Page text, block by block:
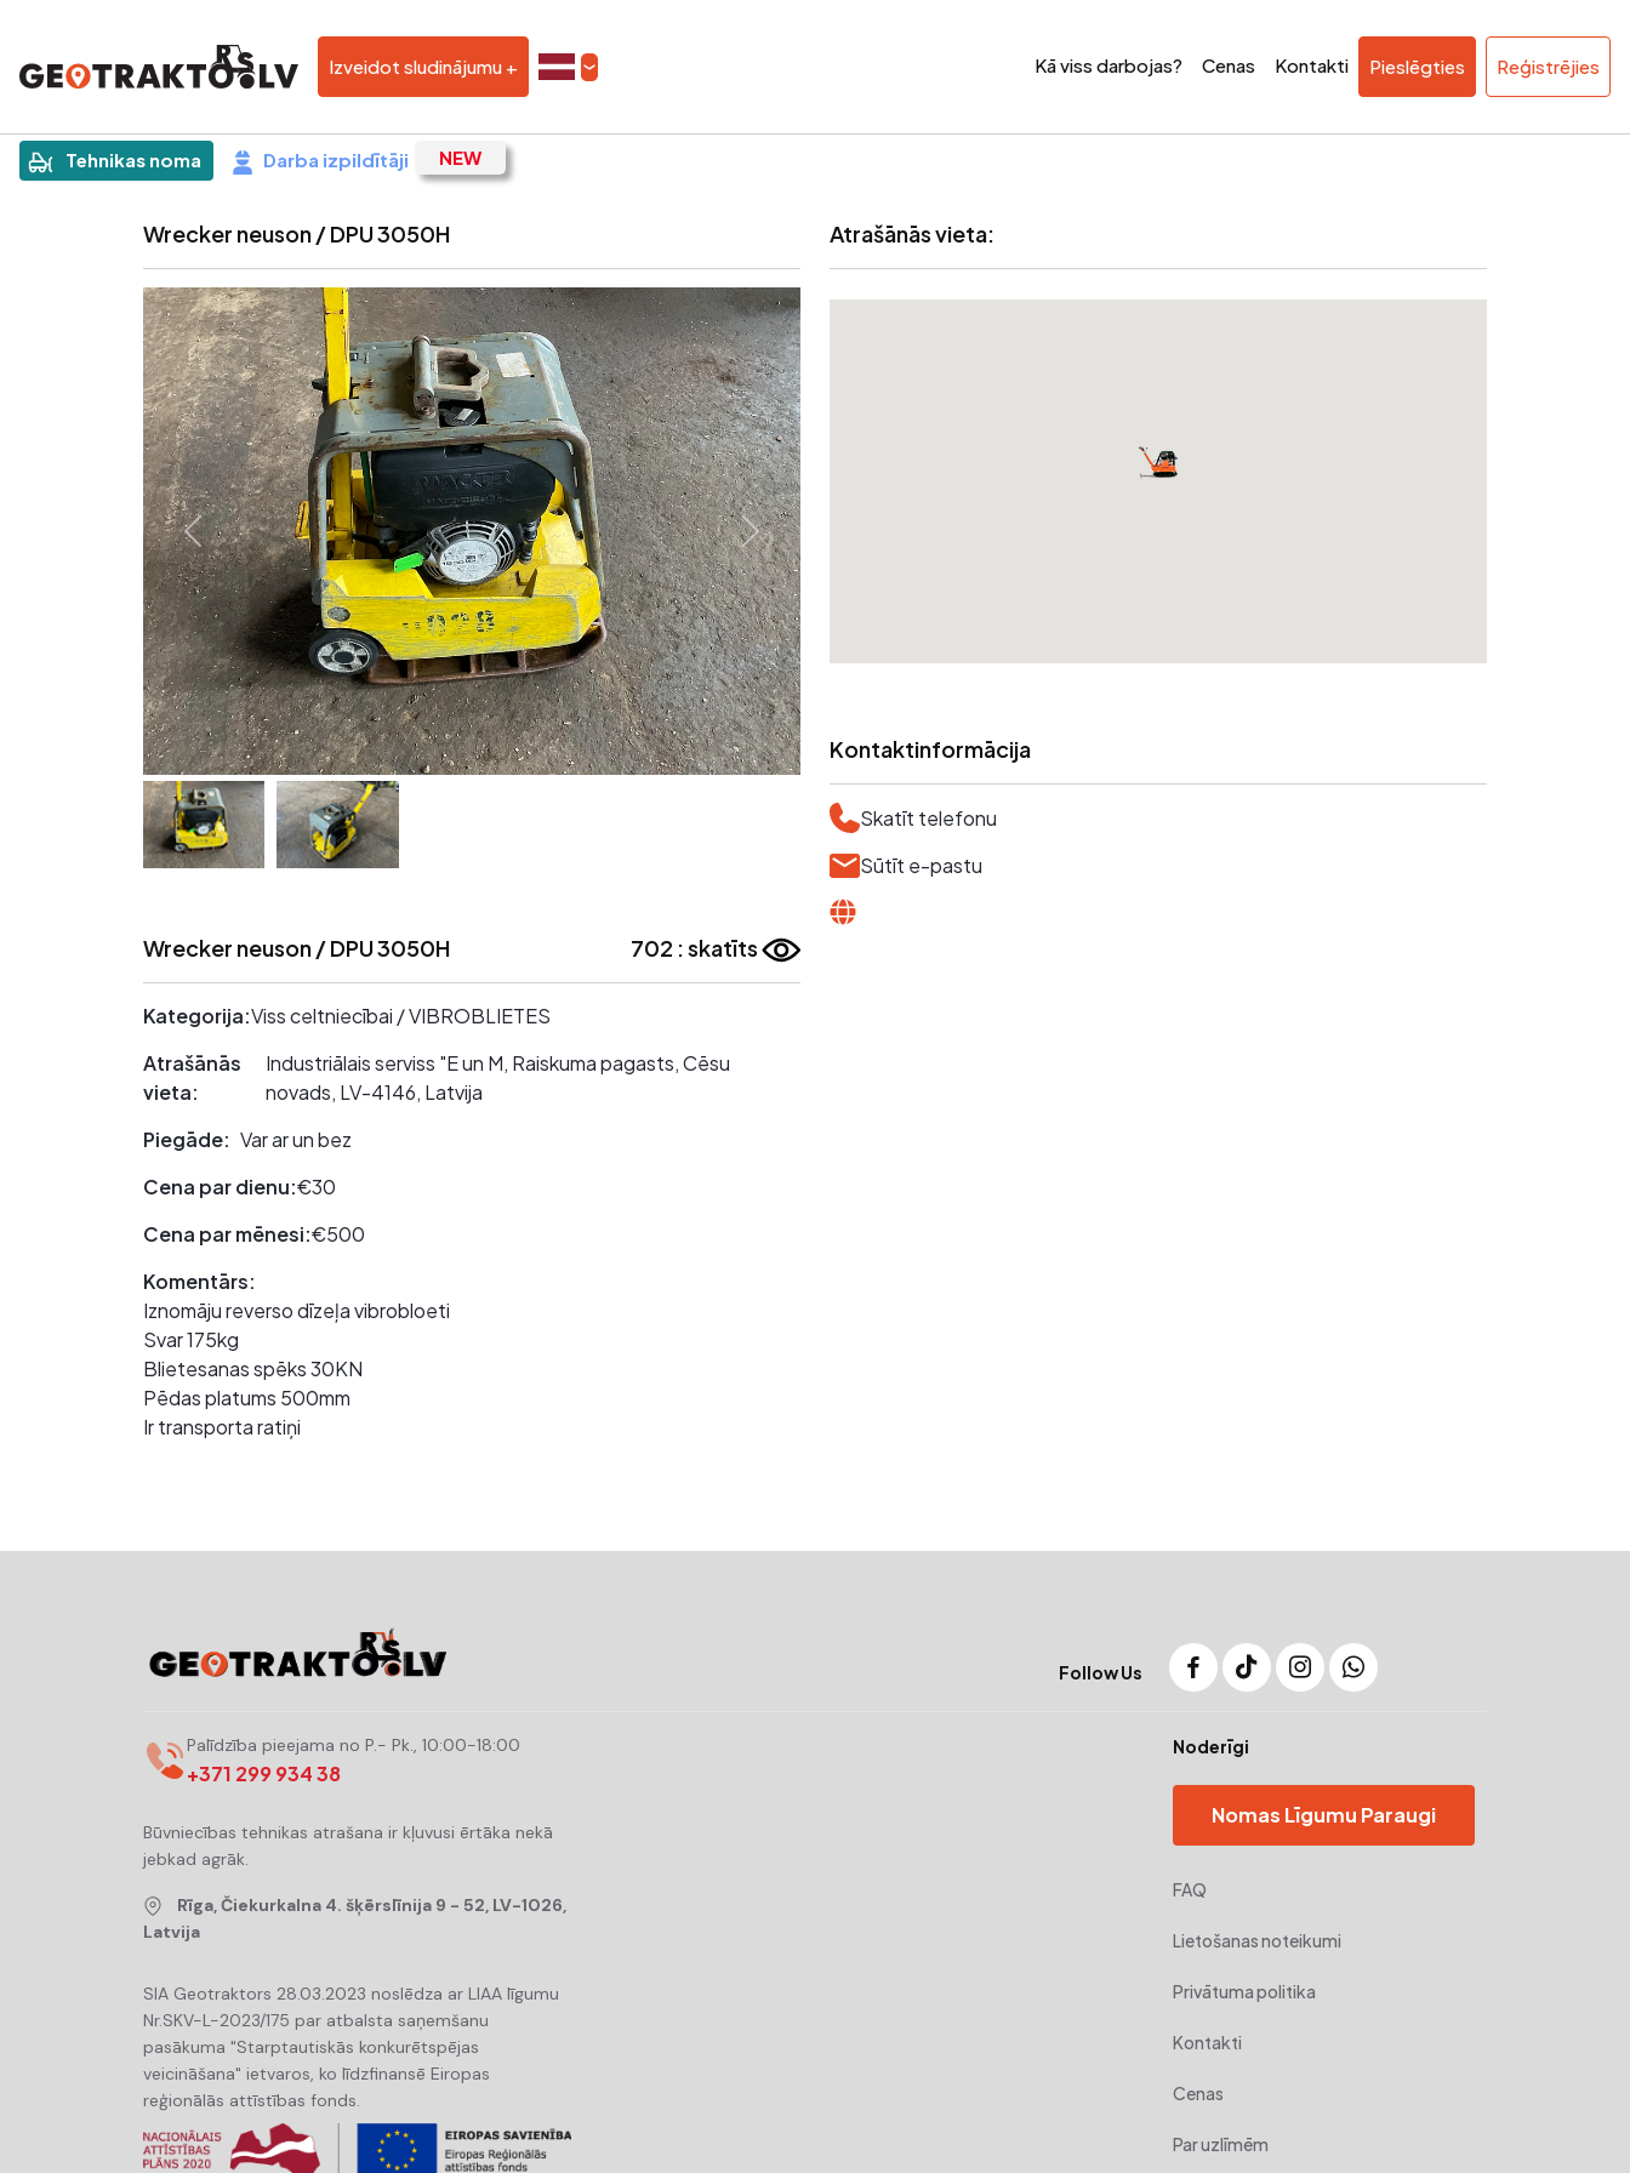
Izveidot sludinājumu + Kā viss darbojas? Cenas Kontakti Pieslēgties Reģistrējies
Tehnikas noma Darba izpildītāji
|Sludinājums
Wrecker neuson / DPU 3050H
Wrecker neuson / DPU 3050H 702 : skatīts
Kategorija:Viss celtniecībai / VIBROBLIETES
Atrašānās
vieta:
Industriālais serviss "E un M, Raiskuma pagasts, Cēsu
novads, LV-4146, Latvija
Piegāde: Var ar un bez
Cena par dienu:€30
Cena par mēnesi:€500
Komentārs:
Iznomāju reverso dīzeļa vibrobloeti
Svar 175kg
Blietesanas spēks 30KN
Pēdas platums 500mm
Ir transporta ratiņi
Atrašānās vieta:
Kontaktinformācija
Skatīt telefonu
Sūtīt e-pastu
Follow Us
Palīdzība pieejama no P.- Pk., 10:00-18:00
+371 299 934 38
Būvniecības tehnikas atrašana ir kļuvusi ērtāka nekā
jebkad agrāk.
Rīga, Čiekurkalna 4. šķērslīnija 9 - 52, LV-1026,
Latvija
SIA Geotraktors 28.03.2023 noslēdza ar LIAA līgumu
Nr.SKV-L-2023/175 par atbalsta saņemšanu
pasākuma "Starptautiskās konkurētspējas
veicināšana" ietvaros, ko līdzfinansē Eiropas
reģionālās attīstības fonds.
Noderīgi
Nomas Līgumu Paraugi
FAQ
Lietošanas noteikumi
Privātuma politika
Kontakti
Cenas
Par uzlīmēm